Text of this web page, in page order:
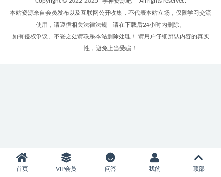
本站资源来自会员发布以及互联网公开收集，不代表本站立场，仅限学习交流
使用，请遵循相关法律法规，请在下载后24小时内删除。
如有侵权争议、不妥之处请联系本站删除处理！ 请用户仔细辨认内容的真实
性，避免上当受骗！
首页 VIP会员 问答 我的 顶部